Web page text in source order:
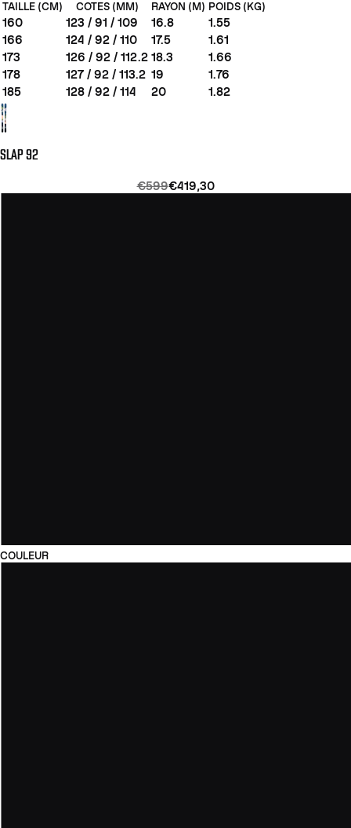
TAILLE (CM)
COTES (MM) RAYON (M) POIDS (KG)
160 123 / 91 / 109 16.8
1.55
166
124 / 92 / 110 17.5
1.61
173
126 / 92 / 112.2 18.3
1.66
178
127 / 92 / 113.2 19
1.76
185
128 / 92 / 114 20 1.82
SLAP 92
€599€419,30
COULEUR